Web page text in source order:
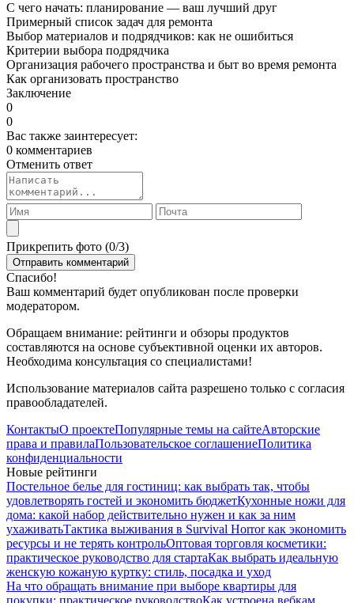
С чего начать: планирование — ваш лучший друг
Примерный список задач для ремонта
Выбор материалов и подрядчиков: как не ошибиться
Критерии выбора подрядчика
Организация рабочего пространства и быт во время ремонта
Как организовать пространство
Заключение
0
0
Вас также заинтересует:
0 комментариев
Отменить ответ
Прикрепить фото (0/3)
Спасибо!
Ваш комментарий будет опубликован после проверки
модератором.
Обращаем внимание: рейтинги и обзоры продуктов
составляются на основе субъективной оценки их авторов.
Необходима консультация со специалистами!
Использование материалов сайта разрешено только с согласия
правообладателей.
КонтактыО проектеПопулярные темы на сайтеАвторские
права и правилаПользовательское соглашениеПолитика
конфиденциальности
Новые рейтинги
Постельное белье для гостиниц: как выбрать так, чтобы
удовлетворять гостей и экономить бюджетКухонные ножи для
дома: какой набор действительно нужен и как за ним
ухаживатьТактика выживания в Survival Horror как экономить
ресурсы и не терять контрольОптовая торговля косметики:
практическое руководство для стартаКак выбрать идеальную
женскую кожаную куртку: стиль, посадка и уход
На что обращать внимание при выборе квартиры для